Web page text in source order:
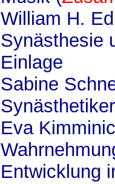
William H.
Synästhesie
Einlage
Sabine
Eva
Entwicklung